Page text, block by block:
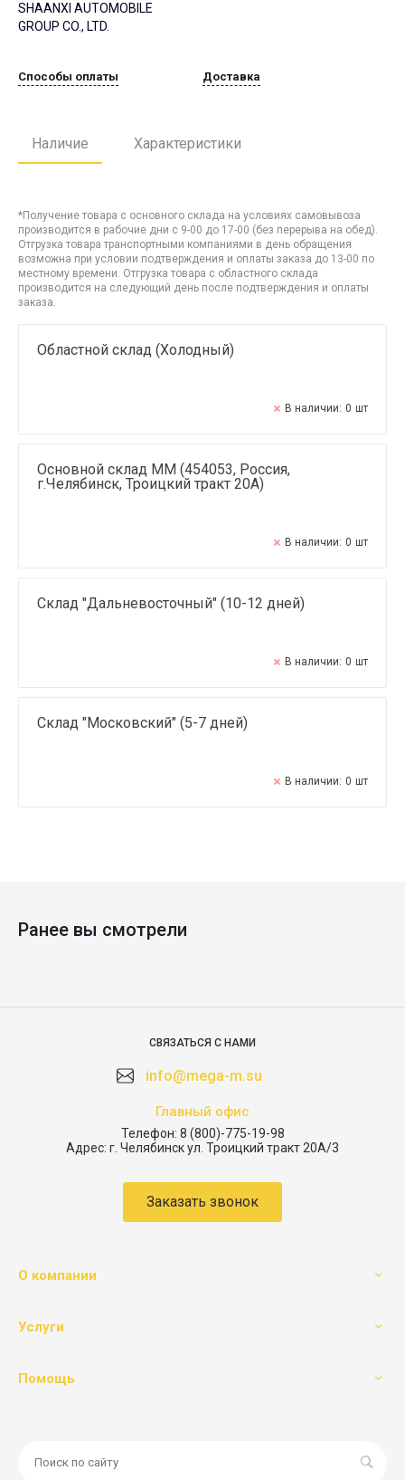
SHAANXI AUTOMOBILE
GROUP CO., LTD.
Способы оплаты Доставка
Наличие Характеристики
*Получение товара с основного склада на условиях самовывоза
производится в рабочие дни с 9-00 до 17-00 (без перерыва на обед).
Отгрузка товара транспортными компаниями в день обращения
возможна при условии подтверждения и оплаты заказа до 13-00 по
местному времени. Отгрузка товара с областного склада
производится на следующий день после подтверждения и оплаты
заказа.
Областной склад (Холодный)
В наличии: 0 шт
Основной склад ММ (454053, Россия,
г.Челябинск, Троицкий тракт 20А)
В наличии: 0 шт
Склад "Дальневосточный" (10-12 дней)
В наличии: 0 шт
Склад "Московский" (5-7 дней)
В наличии: 0 шт
Ранее вы смотрели
СВЯЗАТЬСЯ С НАМИ
info@mega-m.su
Главный офис
Телефон: 8 (800)-775-19-98
Адрес: г. Челябинск ул. Троицкий тракт 20А/3
Заказать звонок
О компании
Услуги
Помощь